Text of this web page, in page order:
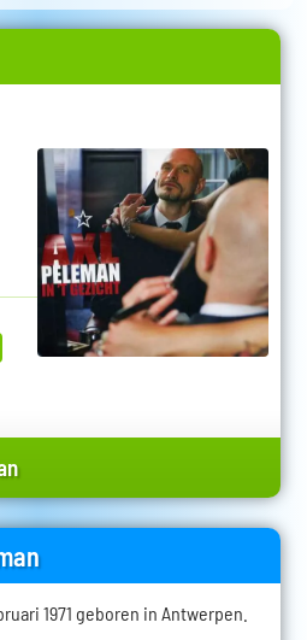
1971 geboren in Antwerpen.